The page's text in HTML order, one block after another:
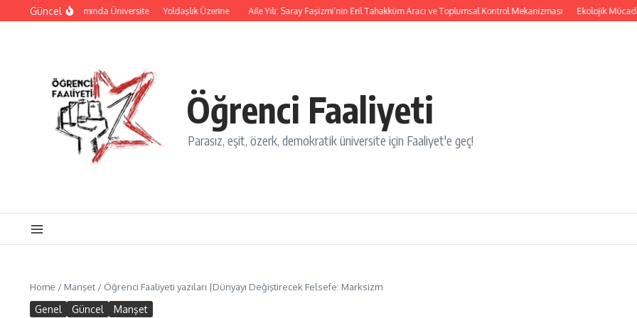
İçeriğe atla
Güncel
Yok Oluş Salınımında Üniversite Yoldaşlık Üzerine Aile Yılı: Saray Faşizmi’nin Eril Tahakküm Aracı ve Toplumsal Kontrol Mekanizması Ekolojik Mücadele:
Öğrenci Faaliyeti
Parasız, eşit, özerk, demokratik üniversite için Faaliyet'e geç!
Home / Manşet / Öğrenci Faaliyeti yazıları |Dünyayı Değiştirecek Felsefe: Marksizm
Genel Güncel Manşet